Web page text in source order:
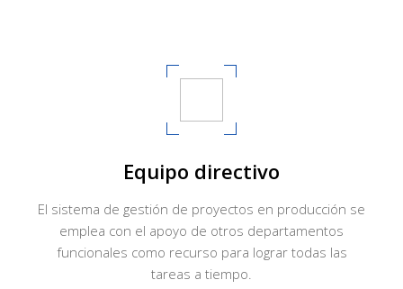
Equipo directivo
El sistema de gestión de proyectos en producción se
emplea con el apoyo de otros departamentos
funcionales como recurso para lograr todas las
tareas a tiempo.